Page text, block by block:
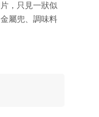
，只見一狀似
屬兜、調味料